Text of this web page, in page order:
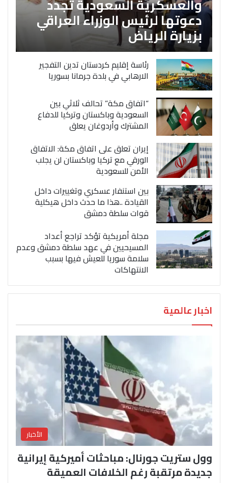
دعوتها لرئيس الوزراء العراقي
بزيارة الرياض
رئاسة إقليم كردستان تدين التفجير
الارهابي في بلدة جرمانا بسوريا
“اتفاق مكة” تحالف ثلاثي بين
السعودية وباكستان وتركيا للدفاع
المشترك وأردوغان يعلق
إيران تعلق على اتفاق مكة: الاتفاق
الورقي مع تركيا وباكستان لن يجلب
الأمن للسعودية
بين استنفار عسكري وتغييرات داخل
القيادة ..هذا ما حدث داخل هيكلية
قوات سلطة دمشق
مجلة أمريكية تؤكد تراجع أعداد
المسيحيين في عهد سلطة دمشق وعدم
سلامة سوريا للعيش فيها بسبب
الانتهاكات
اخبار عالمية
الأخبار
وول ستريت جورنال: مباحثات أميركية إيرانية
جديدة مرتقبة رغم الخلافات العميقة